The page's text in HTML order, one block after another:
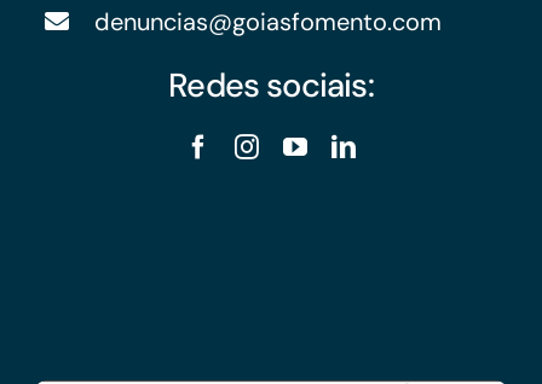
denuncias@goiasfomento.com
Redes sociais: